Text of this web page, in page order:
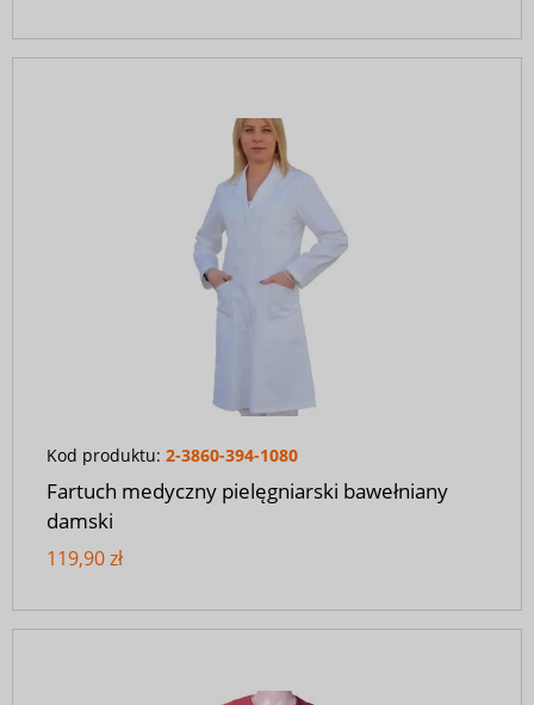
Kod produktu: 2-3860-394-1080
Fartuch medyczny pielęgniarski bawełniany
damski
119,90 zł